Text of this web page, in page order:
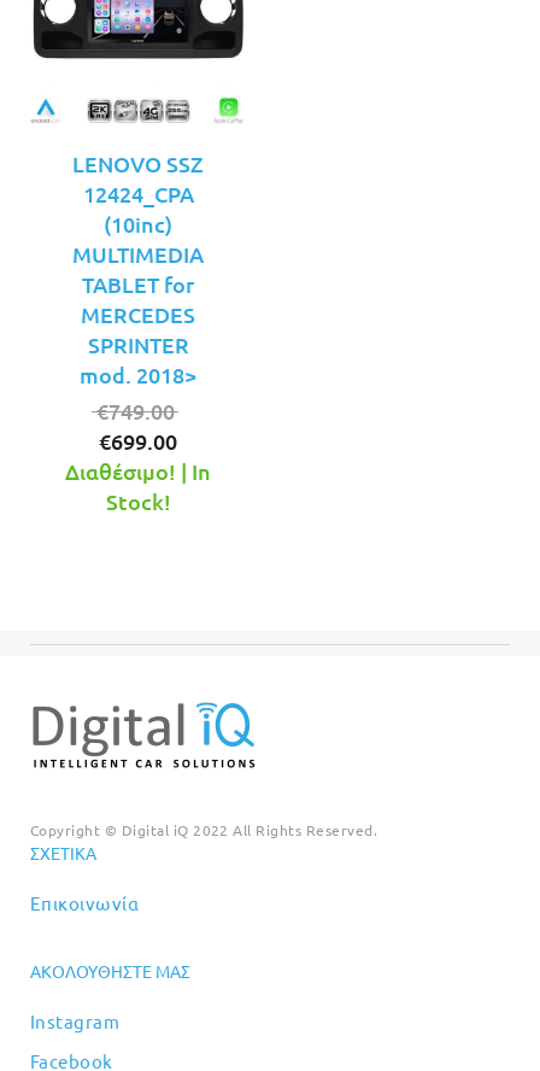
LENOVO SSZ
12424_CPA
(10inc)
MULTIMEDIA
TABLET for
MERCEDES
SPRINTER
mod. 2018>
€749.00
was:
€699.00
τρέχουσα
Διαθέσιμο! | In
Stock!
Copyright © Digital iQ 2022 All Rights Reserved.
ΣΧΕΤΙΚΆ
Επικοινωνία
ΑΚΟΛΟΥΘΉΣΤΕ ΜΑΣ
Instagram
Facebook